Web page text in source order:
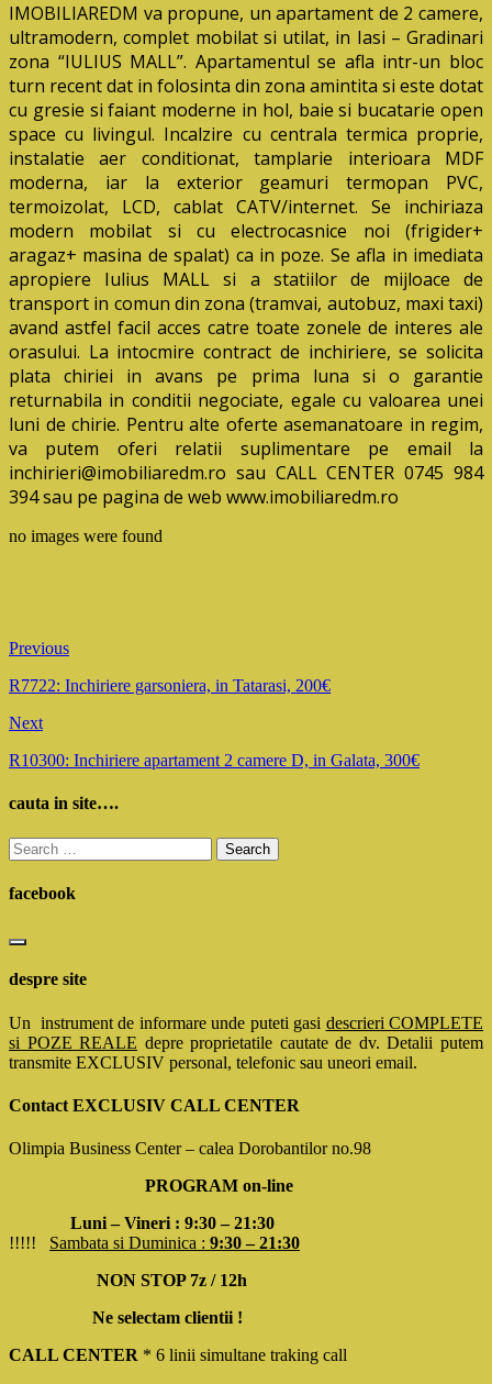
IMOBILIAREDM va propune, un apartament de 2 camere,
ultramodern, complet mobilat si utilat, in Iasi – Gradinari
zona “IULIUS MALL”. Apartamentul se afla intr-un bloc
turn recent dat in folosinta din zona amintita si este dotat
cu gresie si faiant moderne in hol, baie si bucatarie open
space cu livingul. Incalzire cu centrala termica proprie,
instalatie aer conditionat, tamplarie interioara MDF
moderna, iar la exterior geamuri termopan PVC,
termoizolat, LCD, cablat CATV/internet. Se inchiriaza
modern mobilat si cu electrocasnice noi (frigider+
aragaz+ masina de spalat) ca in poze. Se afla in imediata
apropiere Iulius MALL si a statiilor de mijloace de
transport in comun din zona (tramvai, autobuz, maxi taxi)
avand astfel facil acces catre toate zonele de interes ale
orasului. La intocmire contract de inchiriere, se solicita
plata chiriei in avans pe prima luna si o garantie
returnabila in conditii negociate, egale cu valoarea unei
luni de chirie. Pentru alte oferte asemanatoare in regim,
va putem oferi relatii suplimentare pe email la
inchirieri@imobiliaredm.ro sau CALL CENTER 0745 984
394 sau pe pagina de web www.imobiliaredm.ro
no images were found
Previous
R7722: Inchiriere garsoniera, in Tatarasi, 200€
Next
R10300: Inchiriere apartament 2 camere D, in Galata, 300€
cauta in site….
Search
for:
facebook
despre site
Un instrument de informare unde puteti gasi descrieri COMPLETE
si POZE REALE depre proprietatile cautate de dv. Detalii putem
transmite EXCLUSIV personal, telefonic sau uneori email.
Contact EXCLUSIV CALL CENTER
Olimpia Business Center – calea Dorobantilor no.98
PROGRAM on-line
Luni – Vineri : 9:30 – 21:30
!!!!! Sambata si Duminica : 9:30 – 21:30
NON STOP 7z / 12h
Ne selectam clientii !
CALL CENTER * 6 linii simultane traking call